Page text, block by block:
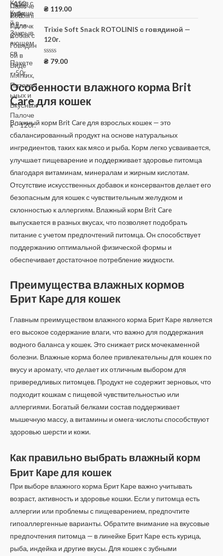
0
и
О
н
к
а
и
з
₴ 119.00
Trixie Soft Snack ROTOLINIS с говядиной —
120г.
О
к
а
0
и
₴ 79.00
Особенности влажного корма Brit
Care для кошек
Влажный корм Brit Care для взрослых кошек — это
сбалансированный продукт на основе натуральных
ингредиентов, таких как мясо и рыба. Корм легко усваивается,
улучшает пищеварение и поддерживает здоровье питомца
благодаря витаминам, минералам и жирным кислотам.
Отсутствие искусственных добавок и консервантов делает его
безопасным для кошек с чувствительным желудком и
склонностью к аллергиям. Влажный корм Brit Care
выпускается в разных вкусах, что позволяет подобрать
питание с учетом предпочтений питомца. Он способствует
поддержанию оптимальной физической формы и
обеспечивает достаточное потребление жидкости.
Преимущества влажных кормов
Брит Каре для кошек
Главным преимуществом влажного корма Брит Каре является
его высокое содержание влаги, что важно для поддержания
водного баланса у кошек. Это снижает риск мочекаменной
болезни. Влажные корма более привлекательны для кошек по
вкусу и аромату, что делает их отличным выбором для
привередливых питомцев. Продукт не содержит зерновых, что
подходит кошкам с пищевой чувствительностью или
аллергиями. Богатый белками состав поддерживает
мышечную массу, а витамины и омега-кислоты способствуют
здоровью шерсти и кожи.
Как правильно выбрать влажный корм
Брит Каре для кошек
При выборе влажного корма Брит Каре важно учитывать
возраст, активность и здоровье кошки. Если у питомца есть
аллергии или проблемы с пищеварением, предпочтите
гипоаллергенные варианты. Обратите внимание на вкусовые
предпочтения питомца — в линейке Брит Каре есть курица,
рыба, индейка и другие вкусы. Для кошек с зубными